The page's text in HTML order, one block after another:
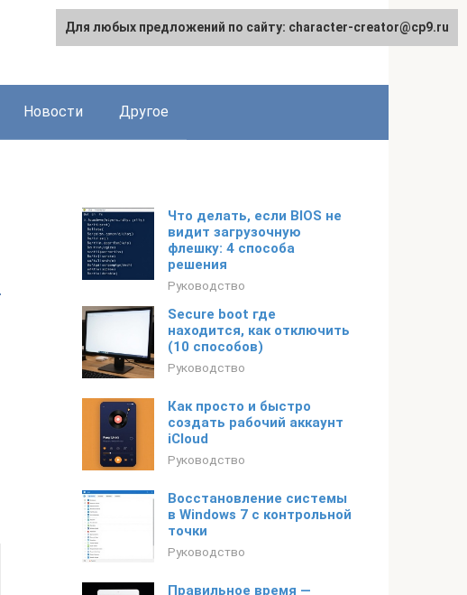
Новости Другое
Что делать, если BIOS не
видит загрузочную
флешку: 4 способа
решения
Руководство
Secure boot где
находится, как отключить
(10 способов)
Руководство
Как просто и быстро
создать рабочий аккаунт
iCloud
Руководство
Восстановление системы
в Windows 7 с контрольной
точки
Руководство
Правильное время —
Для любых предложений по сайту: character-creator@cp9.ru